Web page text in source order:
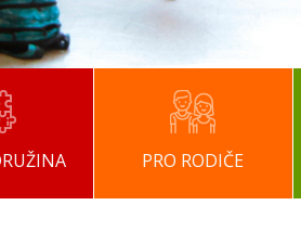
PRO RODIČE